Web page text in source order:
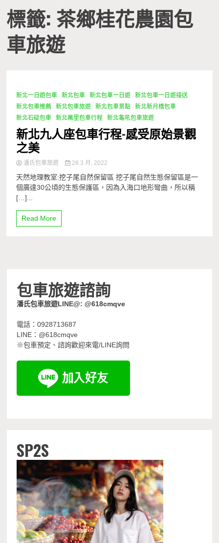
標籤: 茶鄉桂花農園包
車旅遊
1 Minute
新北一日遊包車 新北包車 新北包車一日遊
新北包車一日遊接送
新北包車推薦
新北包車旅遊 新北包車景點
新北新月橋包車
新北石碇包車
新北萬里包車行程 新北龜吼包車旅遊
新北九人座包車行程-感受原始景觀
之美
潘氏包車旅遊 28 3 月, 2022
天然地理教室:挖子尾自然保留區 挖子尾自然生態保留區是一
個廣達30公頃的生態保護區，因為入海口地形彎曲，所以稱
[…]...
Read More
包車旅遊諮詢
潘氏包車旅遊LINE@: @618cmqve
電話：0928713687
LINE：@618cmqve
※包車預定、諮詢歡迎來電/LINE詢問
SP2S